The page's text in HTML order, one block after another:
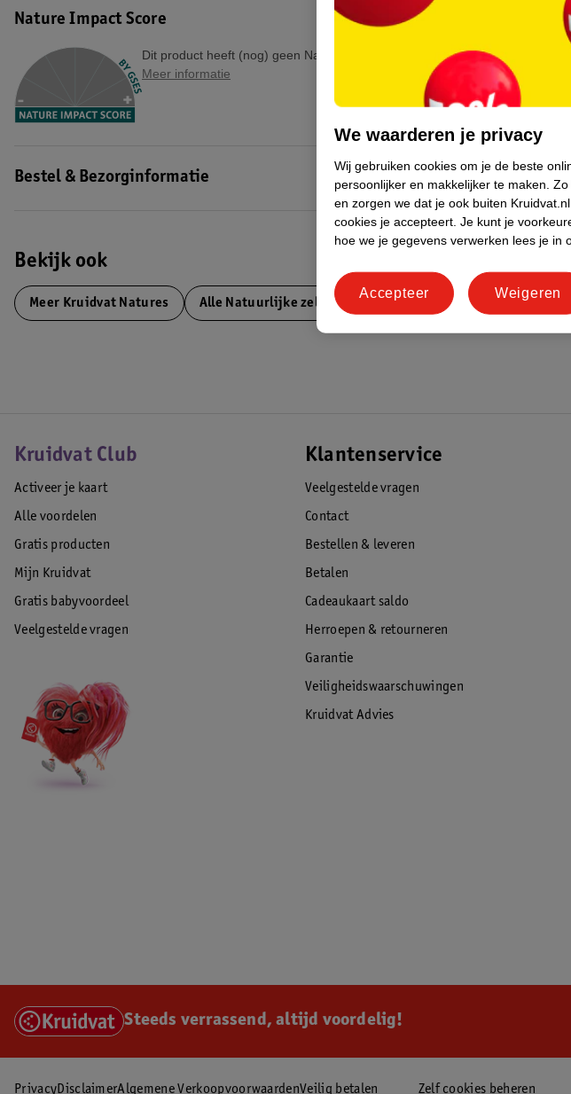
Nature Impact Score
Dit product heeft (nog) geen Nature Impact Score.
Meer informatie
Bestel & Bezorginformatie
Bekijk ook
Meer Kruidvat Natures Alle Natuurlijke zelfzorgmiddelen
Kruidvat Club
Activeer je kaart
Alle voordelen
Gratis producten
Mijn Kruidvat
Gratis babyvoordeel
Veelgestelde vragen
Klantenservice
Veelgestelde vragen
Contact
Bestellen & leveren
Betalen
Cadeaukaart saldo
Herroepen & retourneren
Garantie
Veiligheidswaarschuwingen
Kruidvat Advies
Steeds verrassend, altijd voordelig!
PrivacyDisclaimerAlgemene VerkoopvoorwaardenVeilig betalen Zelf cookies beheren
We waarderen je privacy
Wij gebruiken cookies om je de beste
persoonlijker en makkelijker te maken. Zo
en zorgen we dat je ook buiten
cookies je accepteert. Je kunt je
hoe we je gegevens verwerken lees je in
Weigeren
Accepteer